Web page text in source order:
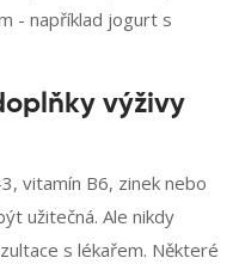
- například jogurt s
výživy
vitamín B6, zinek nebo
užitečná. Ale nikdy
s lékařem. Některé